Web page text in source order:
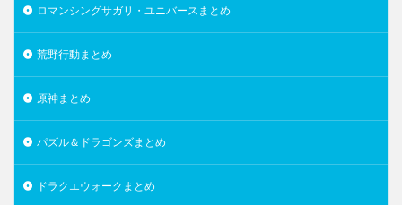
ロマンシングサガリ・ユニバースまとめ
荒野行動まとめ
原神まとめ
パズル＆ドラゴンズまとめ
ドラクエウォークまとめ